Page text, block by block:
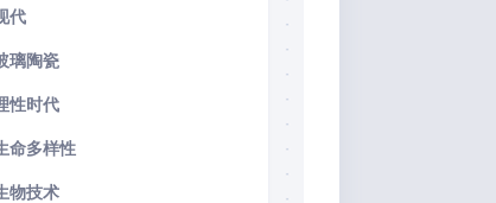
代
璃陶瓷
性时代
命多样性
物技术